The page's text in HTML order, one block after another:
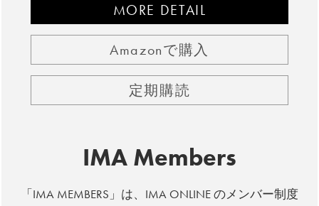
MORE DETAIL
Amazonで購入
定期購読
IMA Members
「IMA MEMBERS」は、IMA ONLINE のメンバー制度